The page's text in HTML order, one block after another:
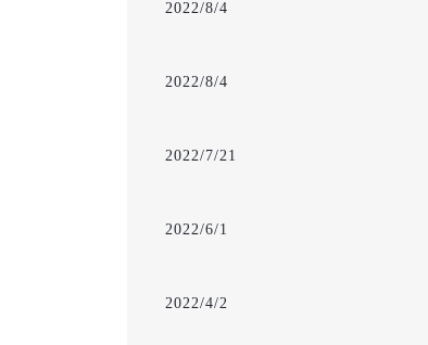
2022/8/4
2022/8/4
2022/7/21
2022/6/1
2022/4/2